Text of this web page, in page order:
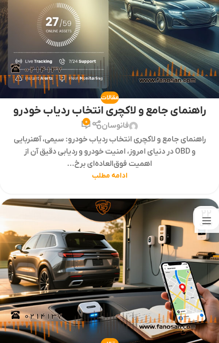
مقالات
راهنمای جامع و لاکچری انتخاب ردیاب خودرو
فانوسان 0
راهنمای جامع و لاکچری انتخاب ردیاب خودرو: سیمی، آهنربایی
و OBD در دنیای امروز، امنیت خودرو و ردیابی دقیق آن از
اهمیت فوق‌العاده‌ای برخ...
ادامه مطلب
22
بهمن